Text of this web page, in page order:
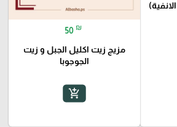
50 ₪
مزيج زيت اكليل الجبل و زيت
الجوجوبا
add_shopping_cart